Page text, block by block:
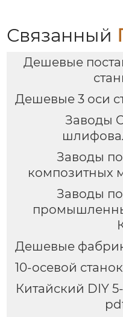
Связанный
Дешевые
Дешевые 3 оси
Заводы
Заводы
композитных
Заводы
Дешевые
10-осевой
Китайский DIY